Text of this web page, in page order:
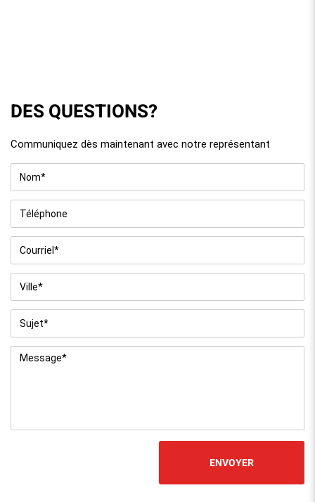
DES QUESTIONS?
Communiquez dès maintenant avec notre représentant
Nom *
Téléphone
Courriel *
Ville
Sujet
Message *